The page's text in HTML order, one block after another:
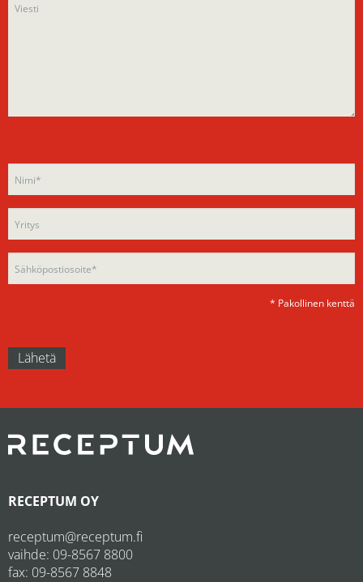
leave
this
empty.
leave
this
field
empty.
* Pakollinen kenttä
RECEPTUM OY
receptum@receptum.fi
vaihde: 09-8567 8800
fax: 09-8567 8848